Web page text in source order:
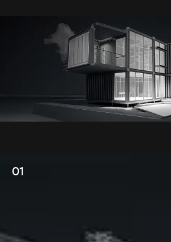
01